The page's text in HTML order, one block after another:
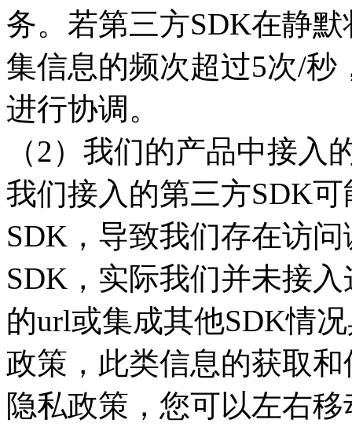
务。若第三方SDK在静
集信息的频次超过5次/秒
进行协调。
（2）我们的产品中接入
我们接入的第三方SDK
SDK，导致我们存在访
SDK，实际我们并未接
的url或集成其他SDK情
政策，此类信息的获取
隐私政策，您可以左右